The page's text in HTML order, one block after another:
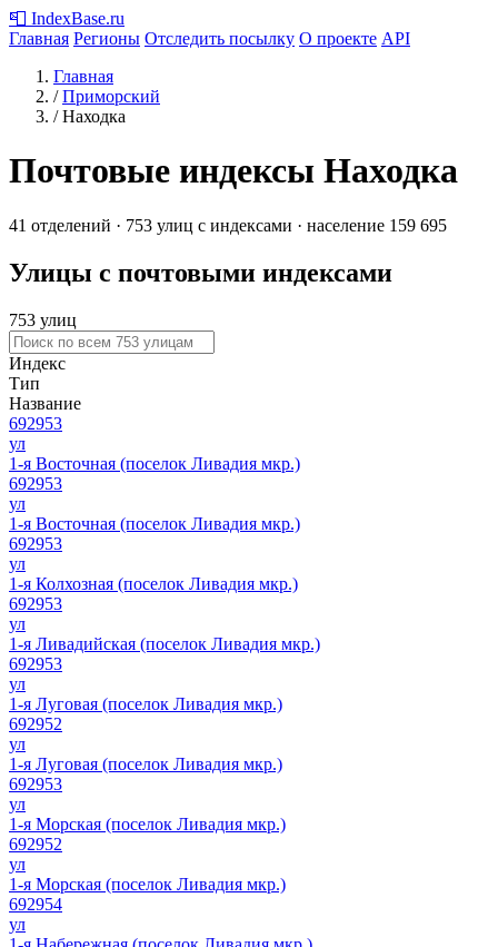
📮 IndexBase.ru
Главная Регионы Отследить посылку О проекте API
Главная
/ Приморский
/ Находка
Почтовые индексы Находка
41 отделений · 753 улиц с индексами · население 159 695
Улицы с почтовыми индексами
753 улиц
Индекс
Тип
Название
692953
ул
1-я Восточная (поселок Ливадия мкр.)
692953
ул
1-я Восточная (поселок Ливадия мкр.)
692953
ул
1-я Колхозная (поселок Ливадия мкр.)
692953
ул
1-я Ливадийская (поселок Ливадия мкр.)
692953
ул
1-я Луговая (поселок Ливадия мкр.)
692952
ул
1-я Луговая (поселок Ливадия мкр.)
692953
ул
1-я Морская (поселок Ливадия мкр.)
692952
ул
1-я Морская (поселок Ливадия мкр.)
692954
ул